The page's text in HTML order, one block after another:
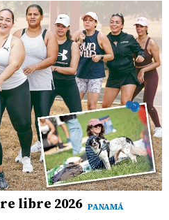
PANAMÁ
libre 2026